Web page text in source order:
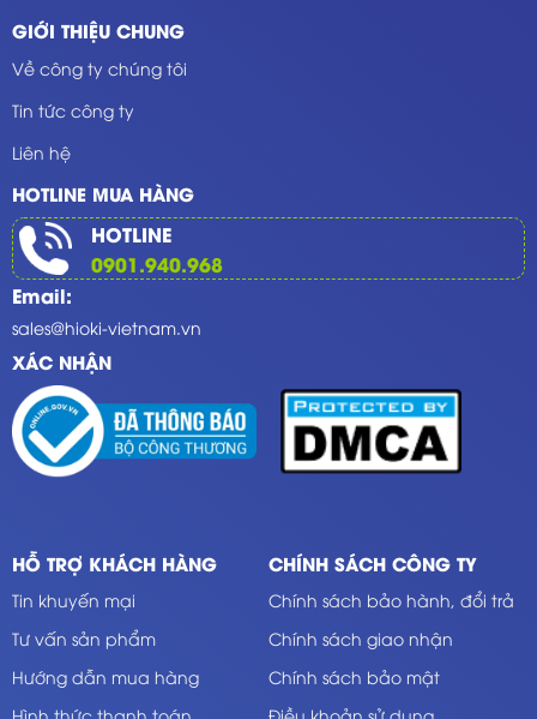
GIỚI THIỆU CHUNG
Về công ty chúng tôi
Tin tức công ty
Liên hệ
HOTLINE MUA HÀNG
HOTLINE
0901.940.968
Email:
sales@hioki-vietnam.vn
XÁC NHẬN
HỖ TRỢ KHÁCH HÀNG
Tin khuyến mại
Tư vấn sản phẩm
Hướng dẫn mua hàng
Hình thức thanh toán
CHÍNH SÁCH CÔNG TY
Chính sách bảo hành, đổi trả
Chính sách giao nhận
Chính sách bảo mật
Điều khoản sử dụng